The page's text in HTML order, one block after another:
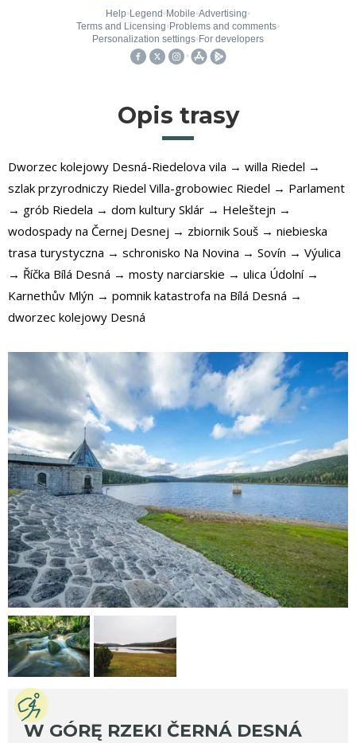
Opis trasy
Dworzec kolejowy Desná-Riedelova vila → willa Riedel →
szlak przyrodniczy Riedel Villa-grobowiec Riedel → Parlament
→ grób Riedela → dom kultury Sklár → Heleštejn →
wodospady na Černej Desnej → zbiornik Souš → niebieska
trasa turystyczna → schronisko Na Novina → Sovín → Výulica
→ Říčka Bílá Desná → mosty narciarskie → ulica Údolní →
Karnethův Mlýn → pomnik katastrofa na Bílá Desná →
dworzec kolejowy Desná
W GÓRĘ RZEKI ČERNÁ DESNÁ